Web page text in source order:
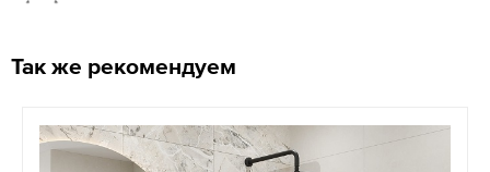
Так же рекомендуем